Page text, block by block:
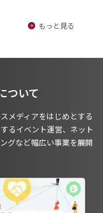
もっと見る
ついて
メディアをはじめとする
るイベント運営、ネット
グなど幅広い事業を展開